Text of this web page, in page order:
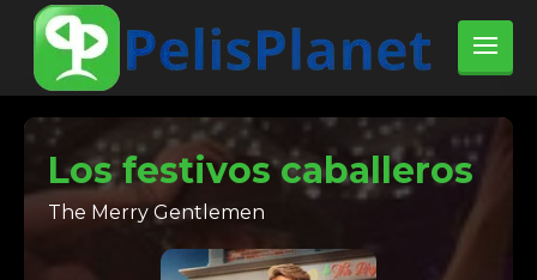
Los festivos caballeros
The Merry Gentlemen